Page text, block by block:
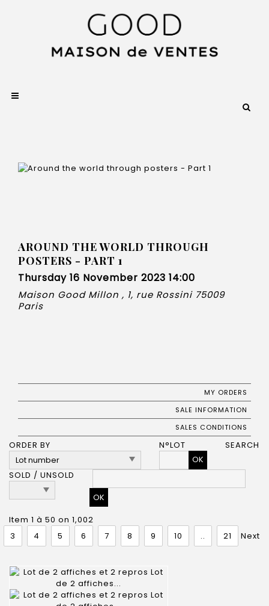
AROUND THE WORLD THROUGH
POSTERS - PART 1
Thursday 16 November 2023 14:00
Maison Good Millon , 1, rue Rossini 75009
Paris
MY ORDERS
SALE INFORMATION
SALES CONDITIONS
ORDER BY
N°LOT
OK
SOLD / UNSOLD
SEARCH
Item 1 à 50 on 1,002
3
4 5 6 7 8 9 10 .. 21 Next